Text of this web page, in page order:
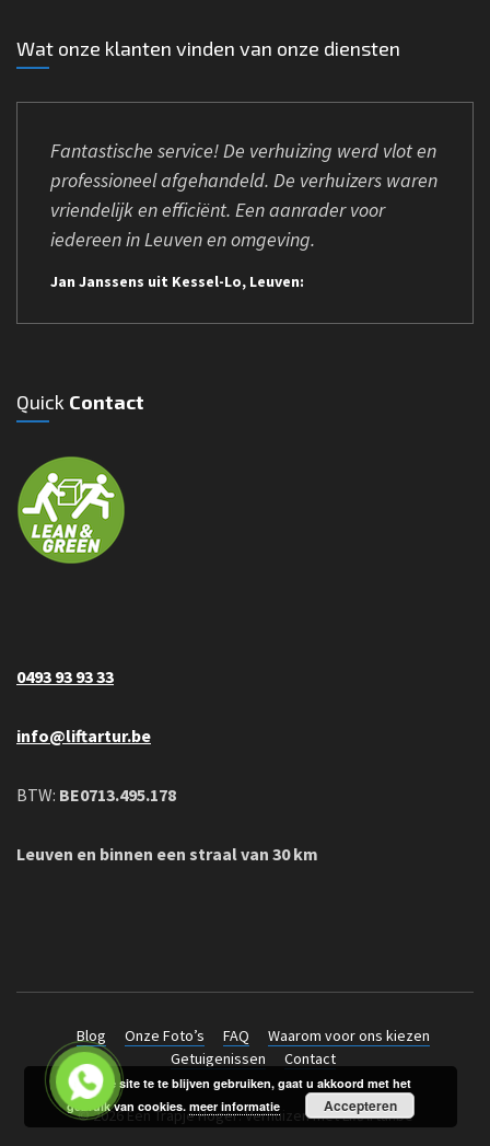
Wat onze klanten vinden van onze diensten
Fantastische service! De verhuizing werd vlot en
professioneel afgehandeld. De verhuizers waren
vriendelijk en efficiënt. Een aanrader voor
iedereen in Leuven en omgeving.
Jan Janssens uit Kessel-Lo, Leuven:
Quick Contact
0493 93 93 33
info@liftartur.be
BTW: BE0713.495.178
Leuven en binnen een straal van 30 km
Blog Onze Foto’s FAQ
Waarom voor ons kiezen
Getuigenissen
Contact
© 2026 Een Trapje Hoger: Verhuizen met LiftArtur.be
Door de site te te blijven gebruiken, gaat u akkoord met het
gebruik van cookies.meer informatie Accepteren